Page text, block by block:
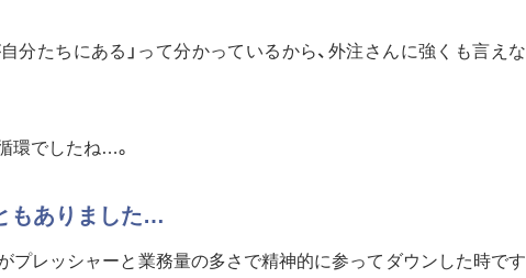
分たちにある」って分かっているから、外注さんに強くも言えな
環でしたね…。
もありました…
プレッシャーと業務量の多さで精神的に参ってダウンした時です